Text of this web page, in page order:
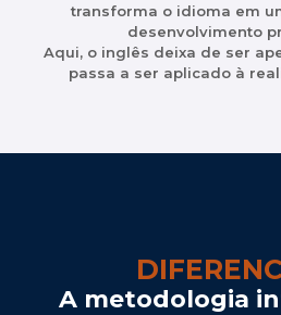
transforma o idioma em
desenvolvimento
Aqui, o inglês deixa de ser
passa a ser aplicado à
A metodologia